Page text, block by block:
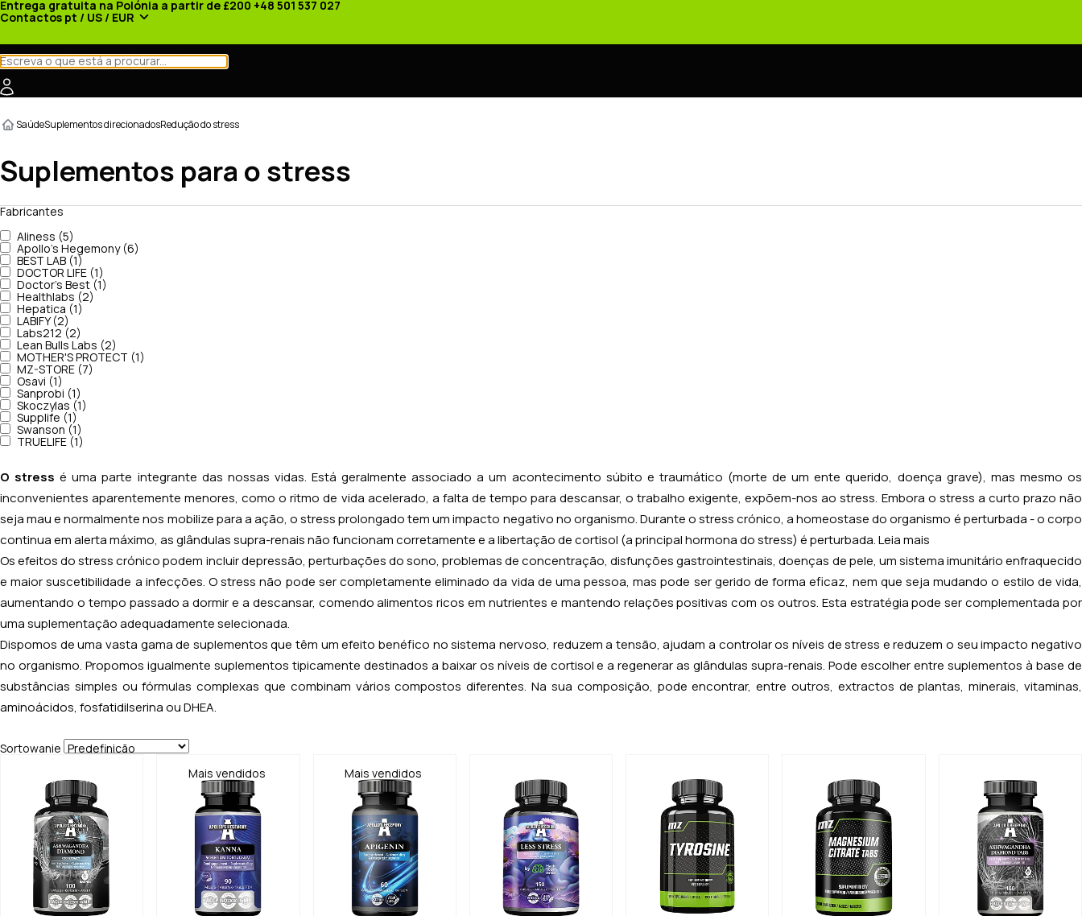
Entrega gratuita na Polónia a partir de £200 +48 501 537 027
Contactos pt / US / EUR
SaúdeSuplementos direcionadosRedução do stress
Suplementos para o stress
Fabricantes
Aliness (5)
Apollo's Hegemony (6)
BEST LAB (1)
DOCTOR LIFE (1)
Doctor's Best (1)
Healthlabs (2)
Hepatica (1)
LABIFY (2)
Labs212 (2)
Lean Bulls Labs (2)
MOTHER'S PROTECT (1)
MZ-STORE (7)
Osavi (1)
Sanprobi (1)
Skoczylas (1)
Supplife (1)
Swanson (1)
TRUELIFE (1)
O stressé uma parte integrante das nossas vidas. Está geralmente associado a um acontecimento súbito e traumático (morte de um ente querido, doença grave), mas mesmo os
inconvenientes aparentemente menores, como o ritmo de vida acelerado, a falta de tempo para descansar, o trabalho exigente, expõem-nos ao stress. Embora o stress a curto prazo não
seja mau e normalmente nos mobilize para a ação, o stress prolongado tem um impacto negativo no organismo. Durante o stress crónico, a homeostase do organismo é perturbada - o corpo
continua em alerta máximo, as glândulas supra-renais não funcionam corretamente e a libertação de cortisol (a principal hormona do stress) é perturbada. Leia mais
Os efeitos do stress crónico podem incluir depressão, perturbações do sono, problemas de concentração, disfunções gastrointestinais, doenças de pele, um sistema imunitário enfraquecido
e maior suscetibilidade a infecções. O stress não pode ser completamente eliminado da vida de uma pessoa, mas pode ser gerido de forma eficaz, nem que seja mudando o estilo de vida,
aumentando o tempo passado a dormir e a descansar, comendo alimentos ricos em nutrientes e mantendo relações positivas com os outros. Esta estratégia pode ser complementada por
uma suplementação adequadamente selecionada.
Dispomos de uma vasta gama de suplementos que têm um efeito benéfico no sistema nervoso, reduzem a tensão, ajudam a controlar os níveis de stress e reduzem o seu impacto negativo
no organismo. Propomos igualmente suplementos tipicamente destinados a baixar os níveis de cortisol e a regenerar as glândulas supra-renais. Pode escolher entre suplementos à base de
substâncias simples ou fórmulas complexas que combinam vários compostos diferentes. Na sua composição, pode encontrar, entre outros, extractos de plantas, minerais, vitaminas,
aminoácidos, fosfatidilserina ou DHEA.
Sortowanie
Mais vendidos Mais vendidos